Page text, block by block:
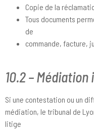
Copie de la
Tous documents
de
commande, facture,
10.2 –
Si une contestation ou un
médiation, le tribunal de
litige